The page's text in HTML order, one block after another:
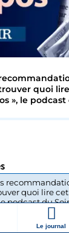
Le journal